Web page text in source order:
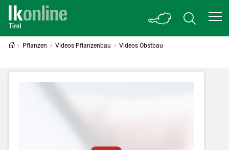
Pflanzen Videos Pflanzenbau Videos Obstbau